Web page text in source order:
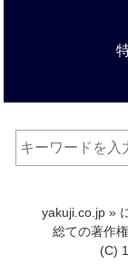
yakuji.co.jp »
総ての著作
(C)